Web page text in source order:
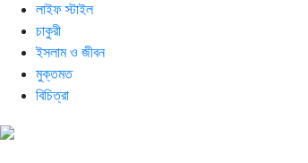
লাইফ স্টাইল
চাকুরী
ইসলাম ও জীবন
মুক্তমত
বিচিত্রা